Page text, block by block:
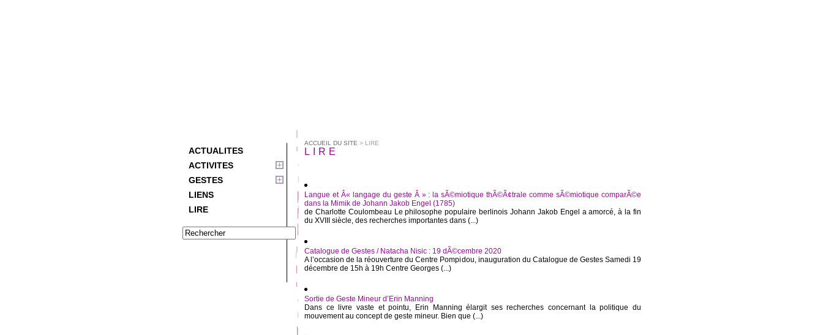
ACTUALITES
ACTIVITES
GESTES
LIENS
LIRE
ACCUEIL DU SITE > LIRE
LIRE
Langue et Â« langage du geste Â » : la sÃ©miotique thÃ©Ã¢trale comme sÃ©miotique comparÃ©e
dans la Mimik de Johann Jakob Engel (1785)
de Charlotte Coulombeau Le philosophe populaire berlinois Johann Jakob Engel a amorcé, à la fin
du XVIII siècle, des recherches importantes dans (...)
Catalogue de Gestes / Natacha Nisic : 19 dÃ©cembre 2020
A l’occasion de la réouverture du Centre Pompidou, inauguration du Catalogue de Gestes Samedi 19
décembre de 15h à 19h Centre Georges (...)
Sortie de Geste Mineur d’Erin Manning
Dans ce livre vaste et pointu, Erin Manning élargit ses recherches concernant la politique du
mouvement au concept de geste mineur. Bien que (...)